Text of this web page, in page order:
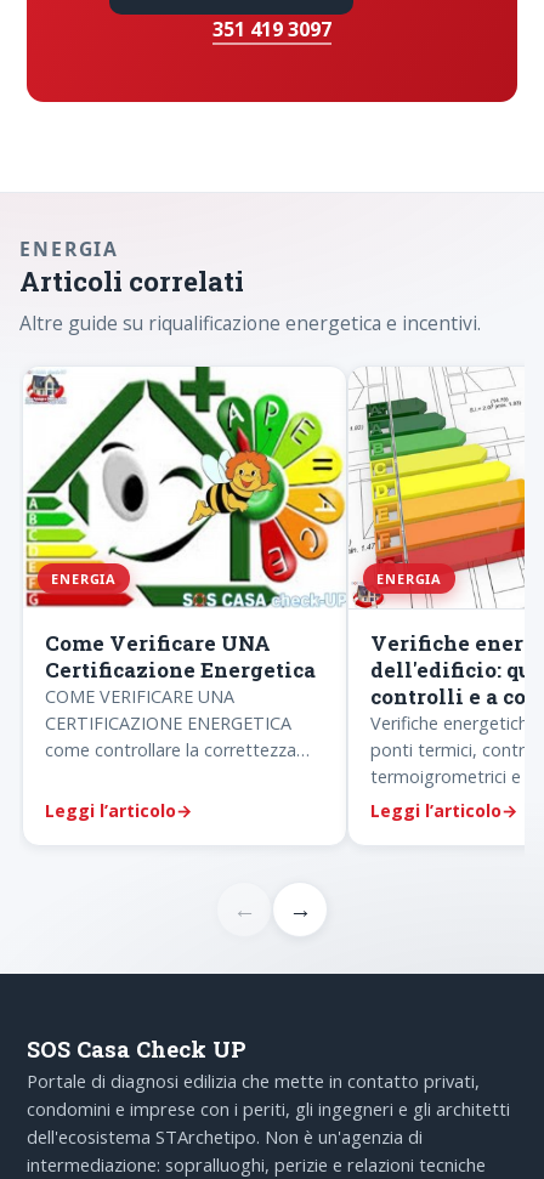
351 419 3097
ENERGIA
Articoli correlati
Altre guide su riqualificazione energetica e incentivi.
ENERGIA
Come Verificare UNA
Certificazione Energetica
COME VERIFICARE UNA
CERTIFICAZIONE ENERGETICA
come controllare la correttezza
prestazione energetica confort
Leggi l’articolo→
ENERGIA
Verifiche
dell'edificio:
controlli e a
Verifiche
ponti termici,
termoigrometrici e
verifica classe
Leggi l’articolo→
← →
SOS Casa Check UP
Portale di diagnosi edilizia che mette in contatto privati,
condomini e imprese con i periti, gli ingegneri e gli architetti
dell'ecosistema STArchetipo. Non è un'agenzia di
intermediazione: sopralluoghi, perizie e relazioni tecniche